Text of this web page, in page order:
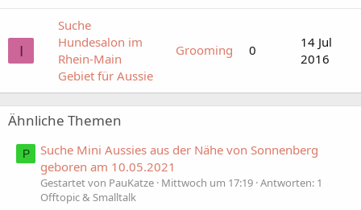
I
Suche
Hundesalon im
Rhein-Main
Gebiet für Aussie
Grooming 0
14 Jul
2016
Ähnliche Themen
P
Suche Mini Aussies aus der Nähe von Sonnenberg
geboren am 10.05.2021
Gestartet von PauKatze Mittwoch um 17:19 Antworten: 1
Offtopic & Smalltalk